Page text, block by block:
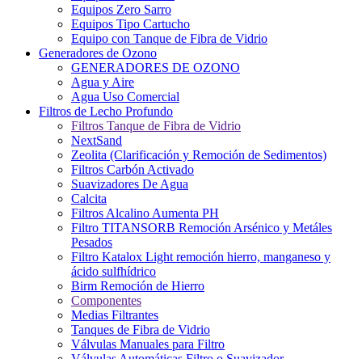
Equipos Zero Sarro
Equipos Tipo Cartucho
Equipo con Tanque de Fibra de Vidrio
Generadores de Ozono
GENERADORES DE OZONO
Agua y Aire
Agua Uso Comercial
Filtros de Lecho Profundo
Filtros Tanque de Fibra de Vidrio
NextSand
Zeolita (Clarificación y Remoción de Sedimentos)
Filtros Carbón Activado
Suavizadores De Agua
Calcita
Filtros Alcalino Aumenta PH
Filtro TITANSORB Remoción Arsénico y Metáles
Pesados
Filtro Katalox Light remoción hierro, manganeso y
ácido sulfhídrico
Birm Remoción de Hierro
Componentes
Medias Filtrantes
Tanques de Fibra de Vidrio
Válvulas Manuales para Filtro